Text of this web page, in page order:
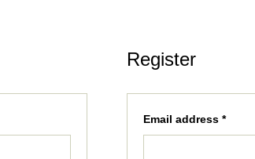
Register
Email address*